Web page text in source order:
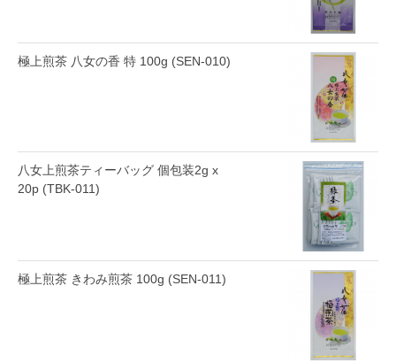
極上煎茶 八女の香 特 100g (SEN-010)
八女上煎茶ティーバッグ 個包装2g x
20p (TBK-011)
極上煎茶 きわみ煎茶 100g (SEN-011)